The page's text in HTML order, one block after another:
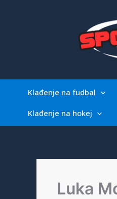
Klađenje na fudbal
Klađenje na hokej
Luka